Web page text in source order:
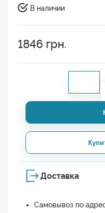
В наличии
1846 грн.
Доставка
Самовывоз по